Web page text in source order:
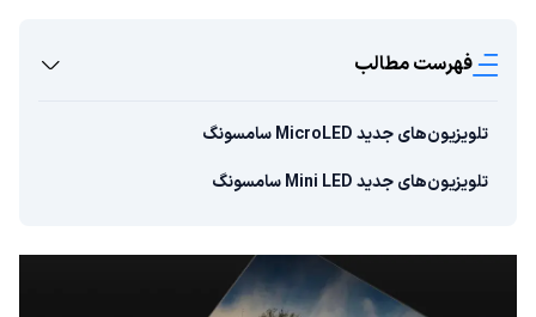
فهرست مطالب
تلویزیون‌های جدید MicroLED سامسونگ
تلویزیون‌های جدید Mini LED سامسونگ